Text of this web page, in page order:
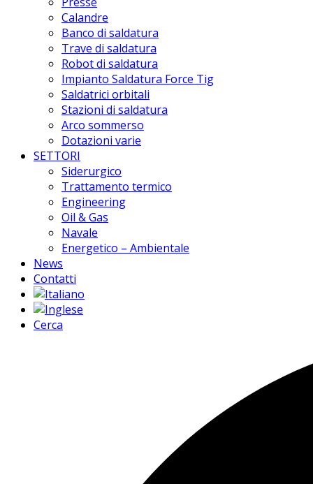
Calandre
Banco di saldatura
Trave di saldatura
Robot di saldatura
Impianto Saldatura Force Tig
Saldatrici orbitali
Stazioni di saldatura
Arco sommerso
Dotazioni varie
SETTORI
Siderurgico
Trattamento termico
Engineering
Oil & Gas
Navale
Energetico – Ambientale
News
Contatti
Cerca